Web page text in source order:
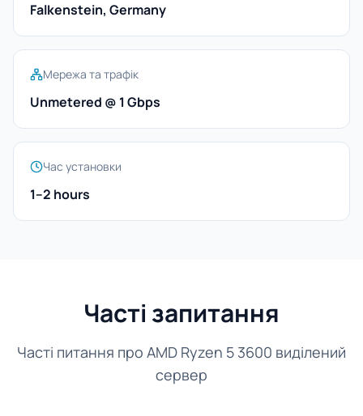
Falkenstein, Germany
Мережа та трафік
Unmetered @ 1 Gbps
Час установки
1–2 hours
Часті запитання
Часті питання про AMD Ryzen 5 3600 виділений
сервер